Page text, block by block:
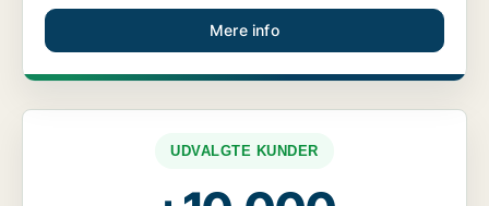
Mere info
UDVALGTE KUNDER